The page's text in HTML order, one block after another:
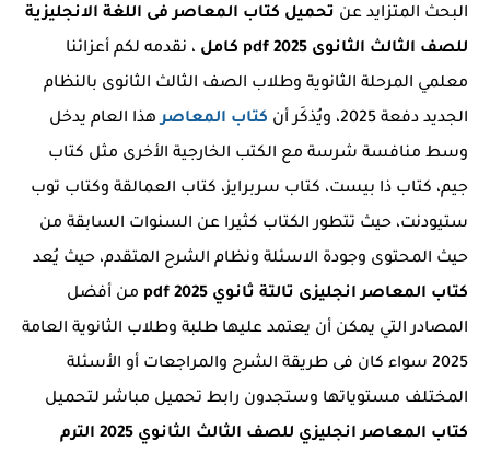
البحث المتزايد عن تحميل كتاب المعاصر فى اللغة الانجليزية
للصف الثالث الثانوى 2025 pdf كامل
، نقدمه لكم أعزائنا
معلمي المرحلة الثانوية وطلاب الصف الثالث الثانوى بالنظام
الجديد دفعة 2025، ويُذكَر أن
كتاب المعاصرهذا العام يدخل
وسط منافسة شرسة مع الكتب الخارجية الأخرى مثل كتاب
جيم، كتاب ذا بيست، كتاب سربرايز، كتاب العمالقة وكتاب توب
ستيودنت، حيث تتطور الكتاب كثيرا عن السنوات السابقة من
حيث المحتوى وجودة الاسئلة ونظام الشرح المتقدم، حيث يُعد
كتاب المعاصر انجليزى تالتة ثانوي 2025 pdf
من أفضل
المصادر التي يمكن أن يعتمد عليها طلبة وطلاب الثانوية العامة
2025 سواء كان فى طريقة الشرح والمراجعات أو الأسئلة
المختلف مستوياتها وستجدون رابط تحميل مباشر لتحميل
كتاب المعاصر انجليزي للصف الثالث الثانوي 2025 الترم